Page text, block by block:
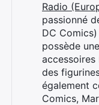
Radio
passionné
DC
possède
accessoires
des
également
Comics,
: